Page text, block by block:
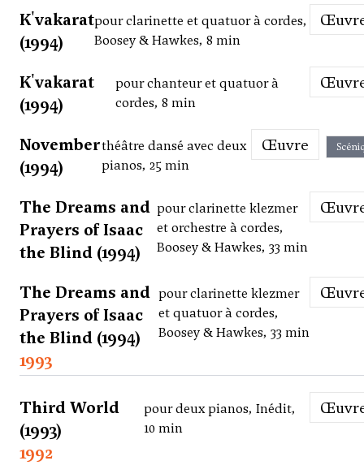
K'vakarat
(1994)
pour clarinette et quatuor à cordes,
Boosey & Hawkes, 8 min
K'vakarat
(1994)
pour chanteur et quatuor à
cordes, 8 min
November
(1994)
théâtre dansé avec deux
pianos, 25 min
Œuvre
The Dreams and
Prayers of Isaac
the Blind (1994)
pour clarinette klezmer
et orchestre à cordes,
Boosey & Hawkes, 33 min
The Dreams and
Prayers of Isaac
the Blind (1994)
pour clarinette klezmer
et quatuor à cordes,
Boosey & Hawkes, 33 min
1993
Third World
(1993)
pour deux pianos, Inédit,
10 min
1992